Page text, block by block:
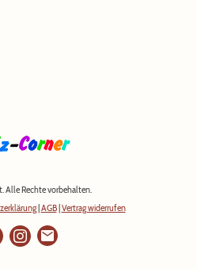
Alle Rechte vorbehalten.
| AGB| Vertrag widerrufen